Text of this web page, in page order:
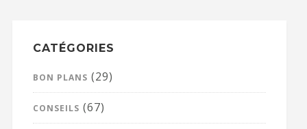
CATÉGORIES
BON PLANS (29)
CONSEILS (67)